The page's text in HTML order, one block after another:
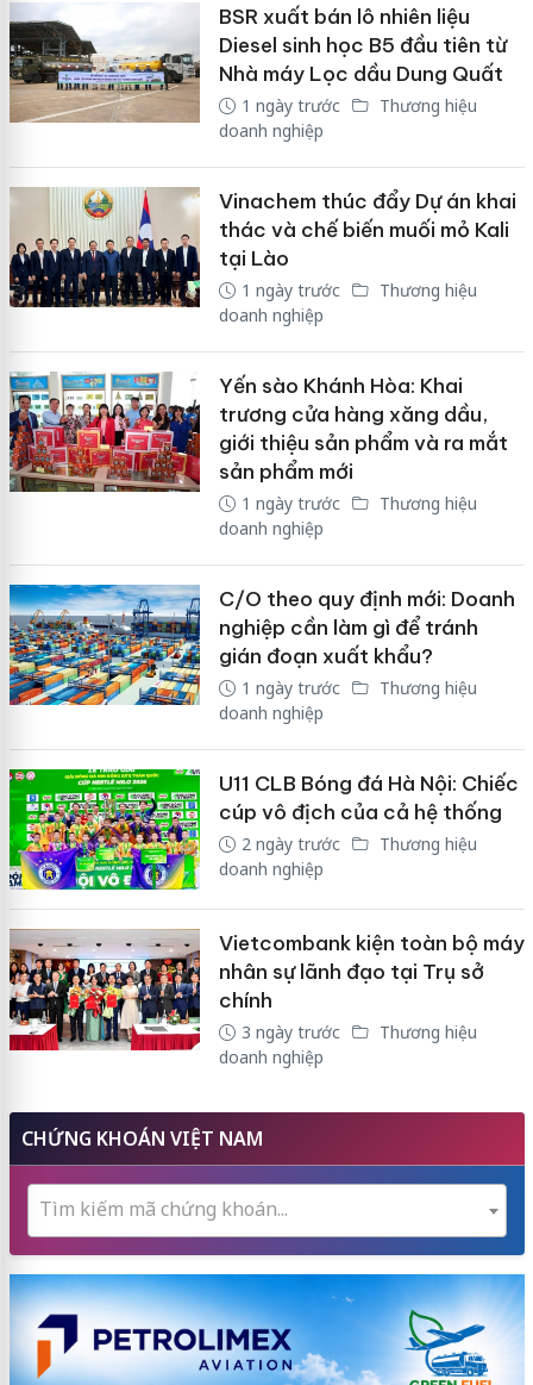
BSR xuất bán lô nhiên liệu
Diesel sinh học B5 đầu tiên từ
Nhà máy Lọc dầu Dung Quất
1 ngày trước
Thương hiệu
doanh nghiệp
Vinachem thúc đẩy Dự án khai
thác và chế biến muối mỏ Kali
tại Lào
1 ngày trước
Thương hiệu
doanh nghiệp
Yến sào Khánh Hòa: Khai
trương cửa hàng xăng dầu,
giới thiệu sản phẩm và ra mắt
sản phẩm mới
1 ngày trước
Thương hiệu
doanh nghiệp
C/O theo quy định mới: Doanh
nghiệp cần làm gì để tránh
gián đoạn xuất khẩu?
1 ngày trước
Thương hiệu
doanh nghiệp
U11 CLB Bóng đá Hà Nội: Chiếc
cúp vô địch của cả hệ thống
2 ngày trước
Thương hiệu
doanh nghiệp
Vietcombank kiện toàn bộ máy
nhân sự lãnh đạo tại Trụ sở
chính
3 ngày trước
Thương hiệu
doanh nghiệp
CHỨNG KHOÁN VIỆT NAM
Tìm kiếm mã chứng khoán...